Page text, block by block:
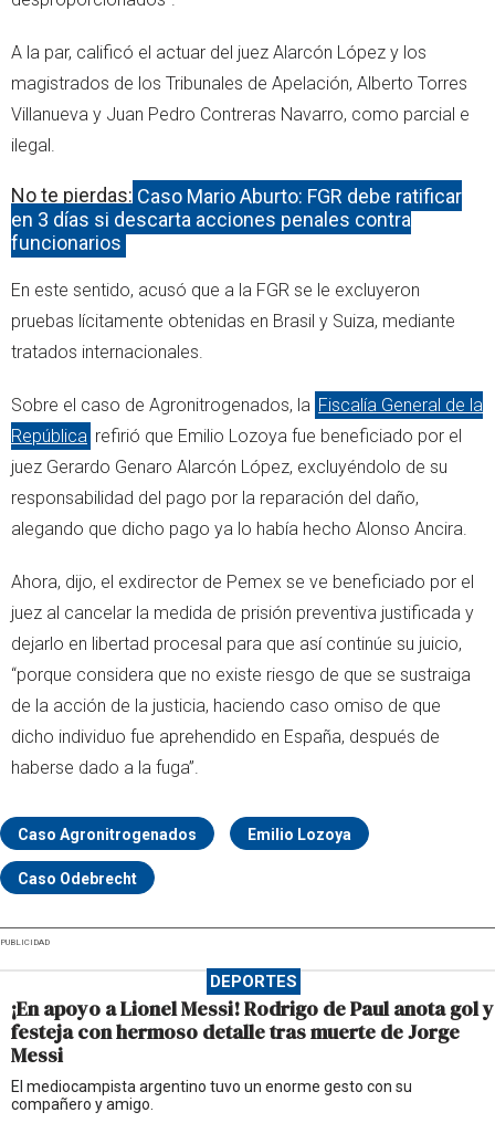
A la par, calificó el actuar del juez Alarcón López y los
magistrados de los Tribunales de Apelación, Alberto Torres
Villanueva y Juan Pedro Contreras Navarro, como parcial e
ilegal.
No te pierdas: Caso Mario Aburto: FGR debe ratificar
en 3 días si descarta acciones penales contra
funcionarios
En este sentido, acusó que a la FGR se le excluyeron
pruebas lícitamente obtenidas en Brasil y Suiza, mediante
tratados internacionales.
Sobre el caso de Agronitrogenados, la Fiscalía General de la
República refirió que Emilio Lozoya fue beneficiado por el
juez Gerardo Genaro Alarcón López, excluyéndolo de su
responsabilidad del pago por la reparación del daño,
alegando que dicho pago ya lo había hecho Alonso Ancira.
Ahora, dijo, el exdirector de Pemex se ve beneficiado por el
juez al cancelar la medida de prisión preventiva justificada y
dejarlo en libertad procesal para que así continúe su juicio,
“porque considera que no existe riesgo de que se sustraiga
de la acción de la justicia, haciendo caso omiso de que
dicho individuo fue aprehendido en España, después de
haberse dado a la fuga”.
Caso Agronitrogenados Emilio Lozoya
Caso Odebrecht
PUBLICIDAD
DEPORTES
¡En apoyo a Lionel Messi! Rodrigo de Paul anota gol y
festeja con hermoso detalle tras muerte de Jorge
Messi
El mediocampista argentino tuvo un enorme gesto con su
compañero y amigo.